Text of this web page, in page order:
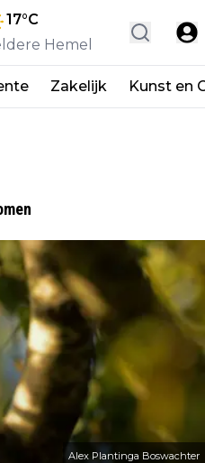
17°C
Hemel
Zakelijk Kunst en
Alex Plantinga Boswachter